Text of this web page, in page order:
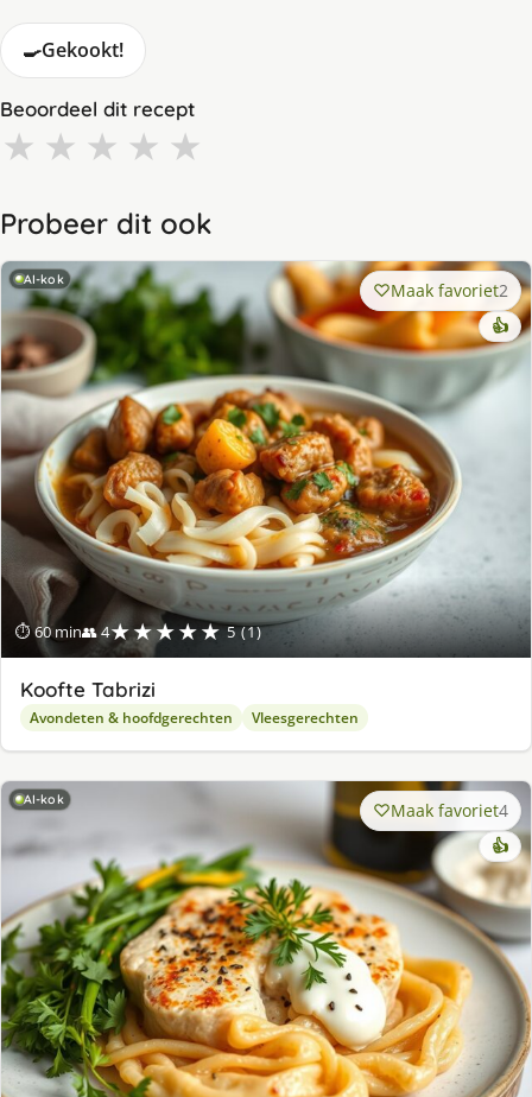
🍳Gekookt!
Beoordeel dit recept
★ ★ ★ ★ ★
Probeer dit ook
AI-kok
⏱ 60 min👥 4★★★★★ 5 (1)
Maak favoriet2
👍
Koofte Tabrizi
Avondeten & hoofdgerechten Vleesgerechten
AI-kok Maak favoriet4
👍